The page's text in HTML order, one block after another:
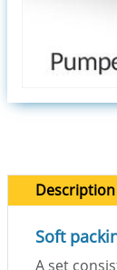
Description
Soft
A set